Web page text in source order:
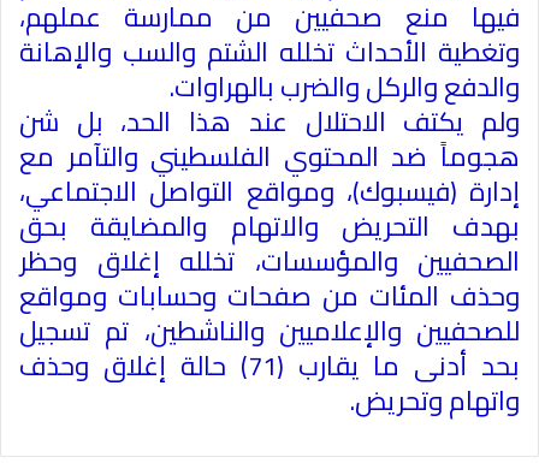
فيها منع صحفيين من ممارسة عملهم،
وتغطية الأحداث تخلله الشتم والسب والإهانة
والدفع والركل والضرب بالهراوات.
ولم يكتف الاحتلال عند هذا الحد، بل شن
هجوماً ضد المحتوي الفلسطيني والتآمر مع
إدارة (فيسبوك)، ومواقع التواصل الاجتماعي،
بهدف التحريض والاتهام والمضايقة بحق
الصحفيين والمؤسسات، تخلله إغلاق وحظر
وحذف المئات من صفحات وحسابات ومواقع
للصحفيين والإعلاميين والناشطين، تم تسجيل
بحد أدنى ما يقارب (71) حالة إغلاق وحذف
واتهام وتحريض.